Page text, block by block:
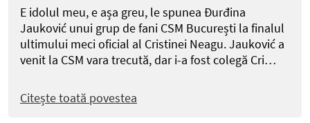
E idolul meu, e așa greu, le spunea Đurđina
Jauković unui grup de fani CSM București la finalul
ultimului meci oficial al Cristinei Neagu. Jauković a
venit la CSM vara trecută, dar i-a fost colegă Cri…
Citește toată povestea